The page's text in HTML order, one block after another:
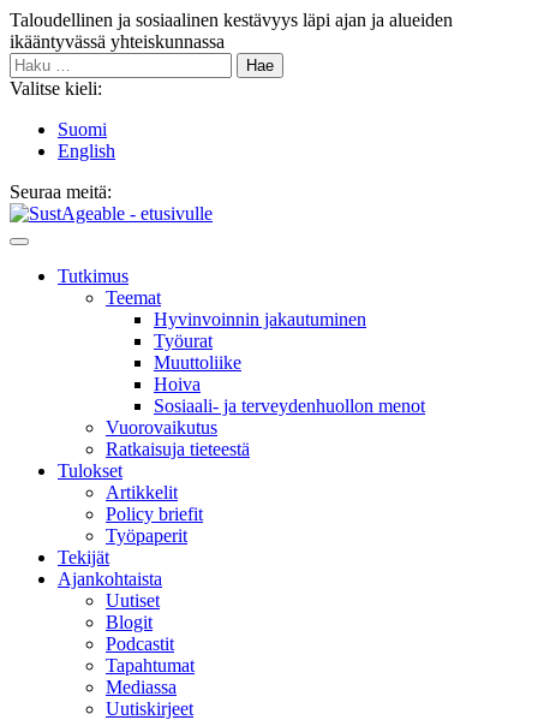
Siirry
sisältöön
Taloudellinen ja sosiaalinen kestävyys läpi ajan ja alueiden
ikääntyvässä yhteiskunnassa
Haku:
Valitse kieli:
Suomi
English
Seuraa meitä:
Bluesky
Main
Tutkimus
Teemat
Hyvinvoin­nin jakautuminen
Työurat
Muutto­liike
Hoiva
Sosiaali- ja terveyden­huollon menot
Vuorovaikutus
Ratkaisuja tieteestä
Tulokset
Artikkelit
Policy briefit
Työpaperit
Tekijät
Ajankohtaista
Uutiset
Blogit
Podcastit
Tapahtumat
Mediassa
Uutiskirjeet